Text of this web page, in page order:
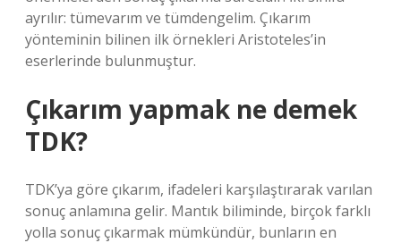
ayrılır: tümevarım ve tümdengelim. Çıkarım
yönteminin bilinen ilk örnekleri Aristoteles’in
eserlerinde bulunmuştur.
Çıkarım yapmak ne demek
TDK?
TDK’ya göre çıkarım, ifadeleri karşılaştırarak varılan
sonuç anlamına gelir. Mantık biliminde, birçok farklı
yolla sonuç çıkarmak mümkündür, bunların en